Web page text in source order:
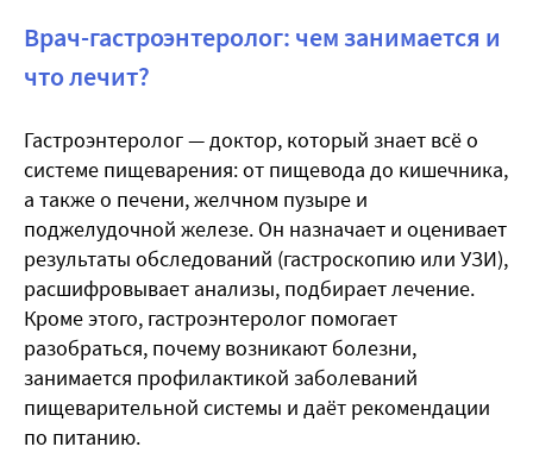
Врач-гастроэнтеролог: чем занимается и
что лечит?
Гастроэнтеролог — доктор, который знает всё о
системе пищеварения: от пищевода до кишечника,
а также о печени, желчном пузыре и
поджелудочной железе. Он назначает и оценивает
результаты обследований (гастроскопию или УЗИ),
расшифровывает анализы, подбирает лечение.
Кроме этого, гастроэнтеролог помогает
разобраться, почему возникают болезни,
занимается профилактикой заболеваний
пищеварительной системы и даёт рекомендации
по питанию.